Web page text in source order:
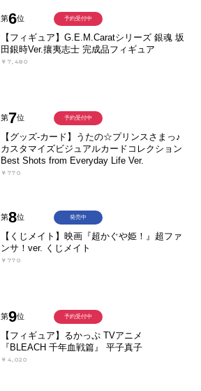
第6位
【フィギュア】G.E.M.Caratシリーズ 銀魂 坂
田銀時Ver.攘夷志士 完成品フィギュア
￥7,480
予約受付中
第7位
【グッズ-カード】うたの☆プリンスさまっ♪
カスタマイズビジュアルカードコレクション
Best Shots from Everyday Life Ver.
￥770
予約受付中
第8位
【くじメイト】映画『超かぐや姫！』超ファ
ンサ！ver. くじメイト
￥770
発売中
第9位
【フィギュア】るかっぷ TVアニメ
『BLEACH 千年血戦篇』 平子真子
￥4,020
予約受付中